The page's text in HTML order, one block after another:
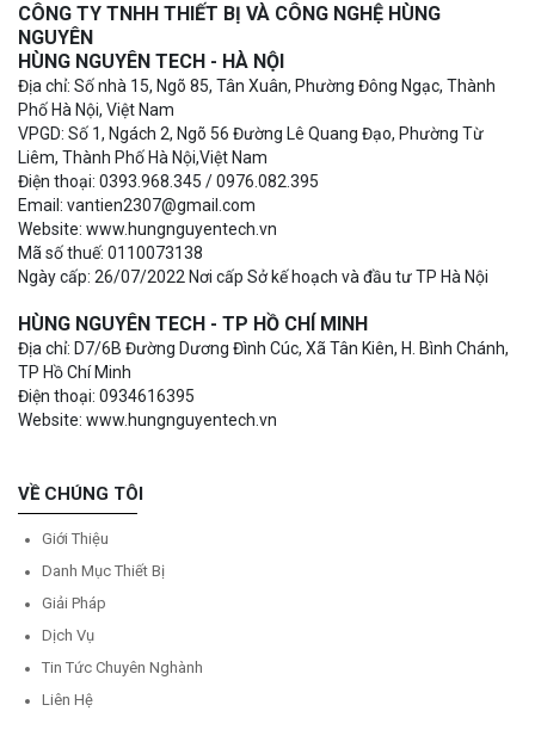
CÔNG TY TNHH THIẾT BỊ VÀ CÔNG NGHỆ HÙNG
NGUYÊN
HÙNG NGUYÊN TECH - HÀ NỘI
Địa chỉ: Số nhà 15, Ngõ 85, Tân Xuân, Phường Đông Ngạc, Thành
Phố Hà Nội, Việt Nam
VPGD: Số 1, Ngách 2, Ngõ 56 Đường Lê Quang Đạo, Phường Từ
Liêm, Thành Phố Hà Nội,Việt Nam
Điện thoại: 0393.968.345 / 0976.082.395
Email: vantien2307@gmail.com
Website: www.hungnguyentech.vn
Mã số thuế: 0110073138
Ngày cấp: 26/07/2022 Nơi cấp Sở kế hoạch và đầu tư TP Hà Nội
HÙNG NGUYÊN TECH - TP HỒ CHÍ MINH
Địa chỉ: D7/6B Đường Dương Đình Cúc, Xã Tân Kiên, H. Bình Chánh,
TP Hồ Chí Minh
Điện thoại: 0934616395
Website: www.hungnguyentech.vn
VỀ CHÚNG TÔI
Giới Thiệu
Danh Mục Thiết Bị
Giải Pháp
Dịch Vụ
Tin Tức Chuyên Nghành
Liên Hệ